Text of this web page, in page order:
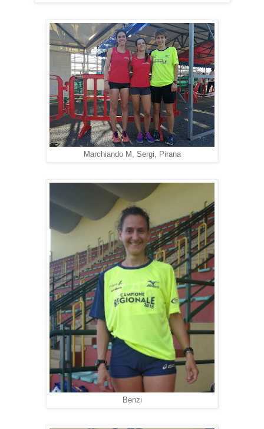
Marchiando M, Sergi, Pirana
Benzi